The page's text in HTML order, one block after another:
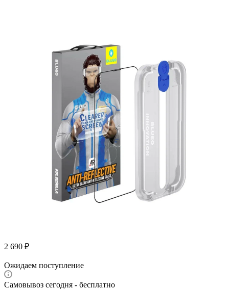
2 690 ₽
Ожидаем поступление
Самовывоз сегодня - бесплатно